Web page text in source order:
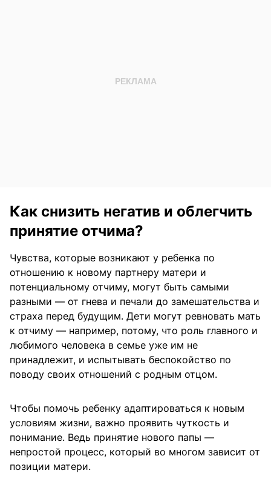
Как снизить негатив и облегчить
принятие отчима?
Чувства, которые возникают у ребенка по
отношению к новому партнеру матери и
потенциальному отчиму, могут быть самыми
разными — от гнева и печали до замешательства и
страха перед будущим. Дети могут ревновать мать
к отчиму — например, потому, что роль главного и
любимого человека в семье уже им не
принадлежит, и испытывать беспокойство по
поводу своих отношений с родным отцом.
Чтобы помочь ребенку адаптироваться к новым
условиям жизни, важно проявить чуткость и
понимание. Ведь принятие нового папы —
непростой процесс, который во многом зависит от
позиции матери.